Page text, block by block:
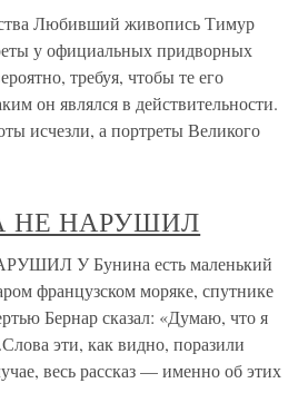
Любивший живопись Тимур
у официальных придворных
требуя, чтобы те его
он являлся в действительности.
исчезли, а портреты Великого
НЕ НАРУШИЛ
У Бунина есть маленький
французском моряке, спутнике
Бернар сказал: «Думаю, что я
эти, как видно, поразили
весь рассказ — именно об этих